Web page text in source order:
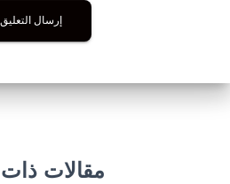
مقالات